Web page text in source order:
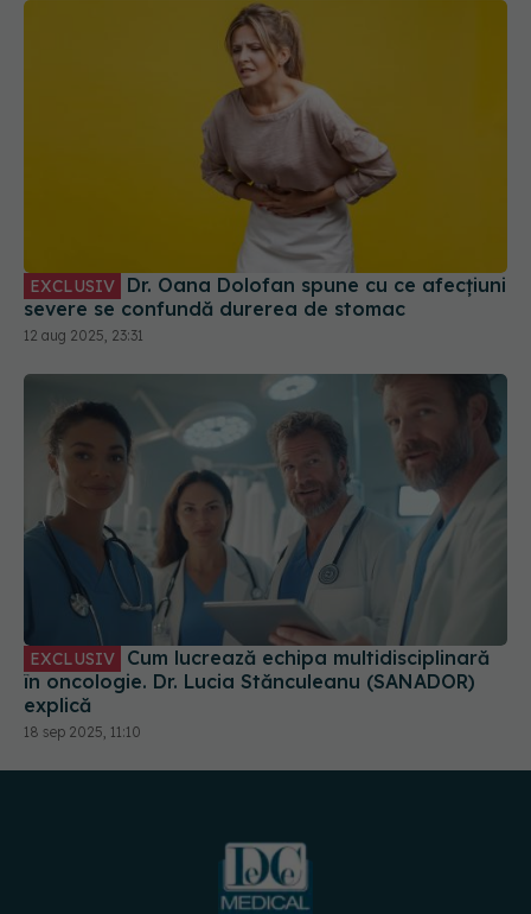
EXCLUSIV
severe se confundă durerea de stomac
12 aug 2025, 23:31
EXCLUSIV
în oncologie. Dr. Lucia Stănculeanu (SANADOR)
explică
18 sep 2025, 11:10